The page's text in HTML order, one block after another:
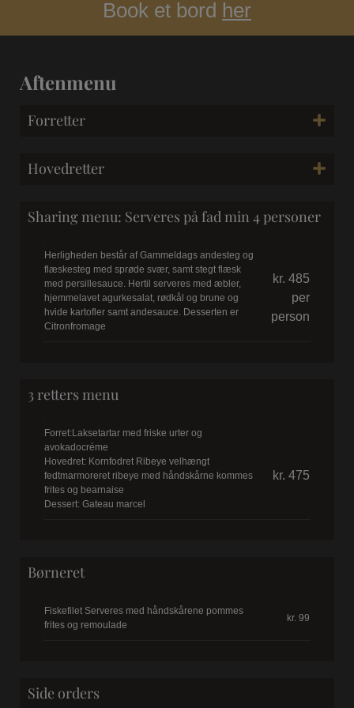
Book et bord her
Aftenmenu
Forretter
Hovedretter
Sharing menu: Serveres på fad min 4 personer
Herligheden består af Gammeldags andesteg og
flæskesteg med sprøde svær, samt stegt flæsk
med persillesauce. Hertil serveres med æbler,
hjemmelavet agurkesalat, rødkål og brune og
hvide kartofler samt andesauce. Desserten er
Citronfromage
kr. 485
per
person
3 retters menu
Forret:Laksetartar med friske urter og
avokadocréme
Hovedret: Kornfodret Ribeye velhængt
fedtmarmoreret ribeye med håndskårne kommes
frites og bearnaise
Dessert: Gateau marcel
kr. 475
Børneret
Fiskefilet Serveres med håndskårene pommes
frites og remoulade
kr. 99
Side orders